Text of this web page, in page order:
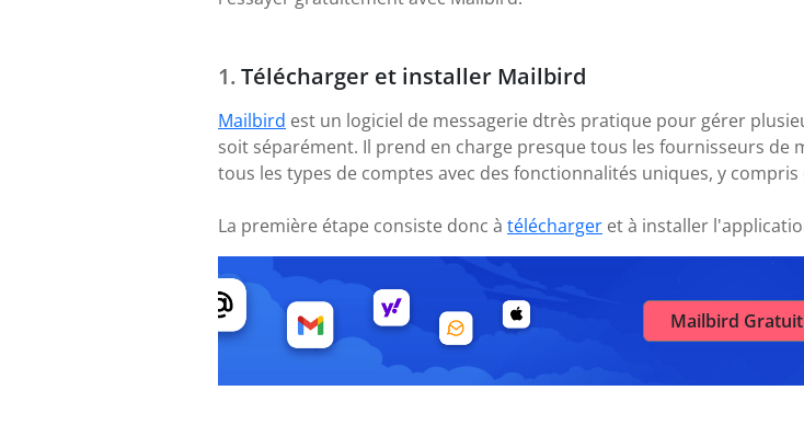
Télécharger et installer Mailbird
Mailbird est un logiciel de messagerie dtrès pratique pour gérer
soit séparément. Il prend en charge presque tous les fournisseurs de
tous les types de comptes avec des fonctionnalités uniques, y
La première étape consiste donc à télécharger et à installer
Mailbird Gratuit